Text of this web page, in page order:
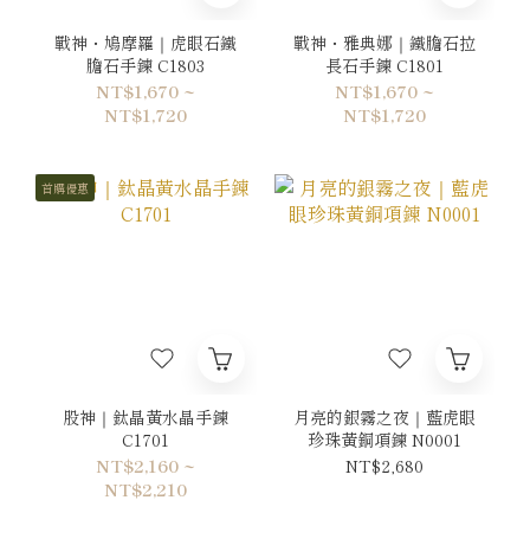
戰神・鳩摩羅｜虎眼石鐵
膽石手鍊 C1803
NT$1,670 ~
NT$1,720
戰神・雅典娜｜鐵膽石拉
長石手鍊 C1801
NT$1,670 ~
NT$1,720
首購優惠
股神｜鈦晶黃水晶手鍊
C1701
NT$2,160 ~
NT$2,210
月亮的銀霧之夜｜藍虎眼
珍珠黃銅項鍊 N0001
NT$2,680